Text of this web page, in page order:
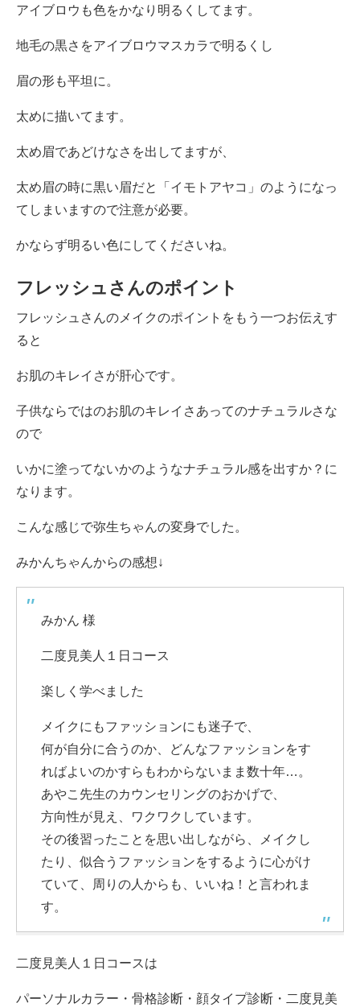
アイブロウも色をかなり明るくしてます。
地毛の黒さをアイブロウマスカラで明るくし
眉の形も平坦に。
太めに描いてます。
太め眉であどけなさを出してますが、
太め眉の時に黒い眉だと「イモトアヤコ」のようになっ
てしまいますので注意が必要。
かならず明るい色にしてくださいね。
フレッシュさんのポイント
フレッシュさんのメイクのポイントをもう一つお伝えす
ると
お肌のキレイさが肝心です。
子供ならではのお肌のキレイさあってのナチュラルさな
ので
いかに塗ってないかのようなナチュラル感を出すか？に
なります。
こんな感じで弥生ちゃんの変身でした。
みかんちゃんからの感想↓
みかん 様
二度見美人１日コース
楽しく学べました
メイクにもファッションにも迷子で、
何が自分に合うのか、どんなファッションをす
ればよいのかすらもわからないまま数十年…。
あやこ先生のカウンセリングのおかげで、
方向性が見え、ワクワクしています。
その後習ったことを思い出しながら、メイクし
たり、似合うファッションをするように心がけ
ていて、周りの人からも、いいね！と言われま
す。
二度見美人１日コースは
パーソナルカラー・骨格診断・顔タイプ診断・二度見美